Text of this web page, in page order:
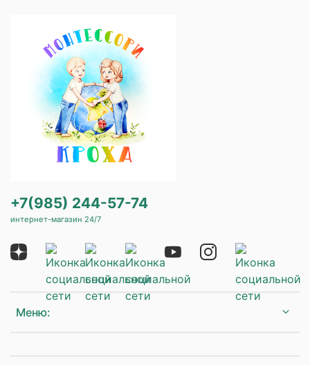
Меню:
+7(985) 244-57-74
интернет-магазин 24/7